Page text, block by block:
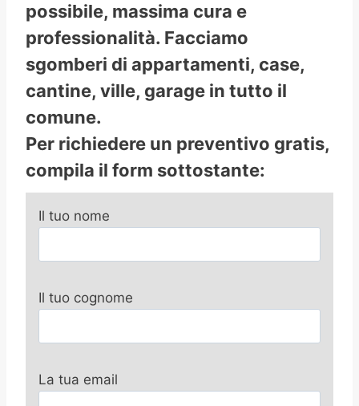
possibile, massima cura e
professionalità. Facciamo
sgomberi di appartamenti, case,
cantine, ville, garage in tutto il
comune.
Per richiedere un preventivo gratis,
compila il form sottostante:
Il tuo nome
Il tuo cognome
La tua email